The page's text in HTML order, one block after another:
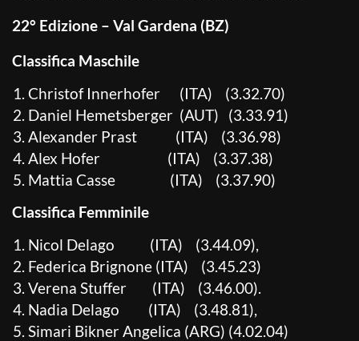
22° Edizione – Val Gardena (BZ)
Classifica Maschile
Christof Innerhofer (ITA) (3.32.70)
Daniel Hemetsberger (AUT) (3.33.91)
Alexander Prast (ITA) (3.36.98)
Alex Hofer (ITA) (3.37.38)
Mattia Casse (ITA) (3.37.90)
Classifica Femminile
Nicol Delago (ITA) (3.44.09),
Federica Brignone (ITA) (3.45.23)
Verena Stuffer (ITA) (3.46.00).
Nadia Delago (ITA) (3.48.81),
Simari Bikner Angelica (ARG) (4.02.04)